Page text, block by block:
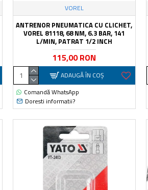
VOREL
ANTRENOR PNEUMATICA CU CLICHET,
VOREL 81118, 68 NM, 6.3 BAR, 141
L/MIN, PATRAT 1/2 INCH
115,00 RON
ADAUGĂ ÎN COŞ
Comandă WhatsApp
Doresti informatii?